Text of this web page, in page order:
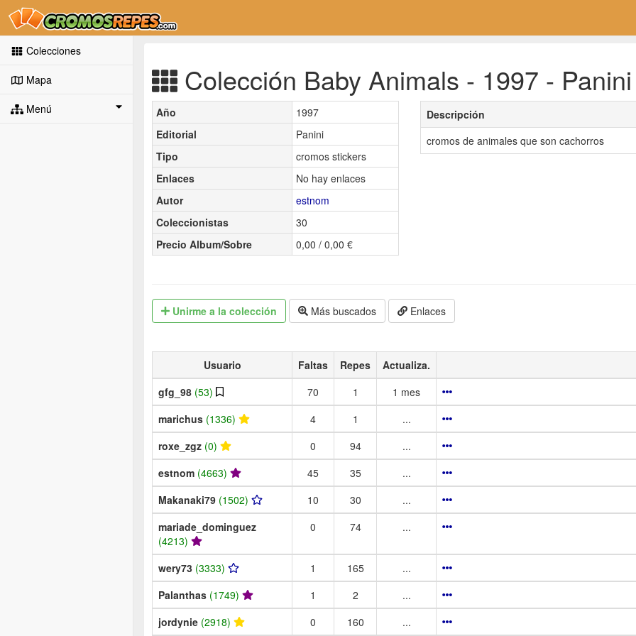
Colecciones
Mapa
Menú
Colección Baby Animals - 1997 - Panini
Año
1997
Editorial
Panini
Tipo
cromos stickers
Enlaces
No hay enlaces
Autor
estnom
Coleccionistas
30
Precio Album/Sobre
0,00 / 0,00 €
Descripción
cromos de animales que son cachorros
Unirme a la colección Más buscados Enlaces
Usuario Faltas Repes Actualiza.
gfg_98 (53) 70 1
1 mes
marichus (1336) 4 1
...
roxe_zgz (0) 0 94
...
estnom (4663) 45 35
...
Makanaki79 (1502) 10 30
...
mariade_dominguez
(4213)
0 74 ...
wery73 (3333) 1 165
...
Palanthas (1749) 1 2
...
jordynie (2918) 0 160 ...